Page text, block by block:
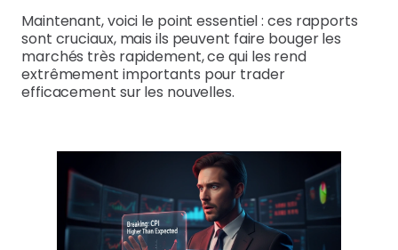
Maintenant, voici le point essentiel : ces rapports
sont cruciaux, mais ils peuvent faire bouger les
marchés très rapidement, ce qui les rend
extrêmement importants pour trader
efficacement sur les nouvelles.